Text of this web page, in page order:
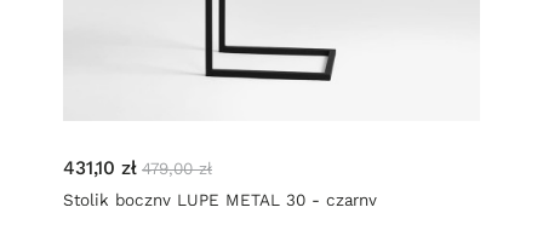
431,10 zł 479,00 zł
Stolik boczny LUPE METAL 30 - czarny